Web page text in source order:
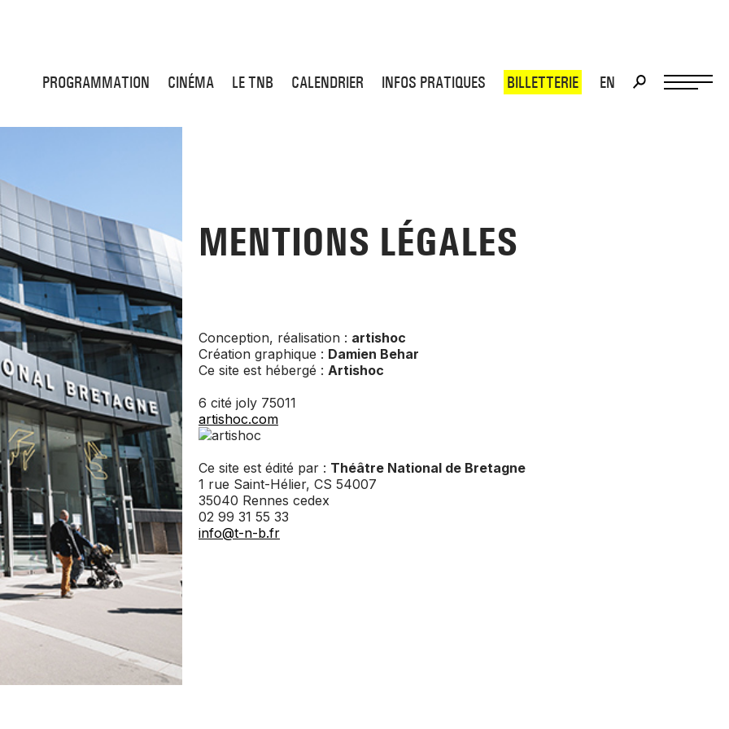
PROGRAMMATION CINÉMA LE TNB CALENDRIER INFOS PRATIQUES BILLETTERIE EN
MENTIONS LÉGALES
Conception, réalisation : artishoc
Création graphique : Damien Behar
Ce site est hébergé : Artishoc
6 cité joly 75011
artishoc.com
Ce site est édité par : Théâtre National de Bretagne
1 rue Saint-Hélier, CS 54007
35040 Rennes cedex
02 99 31 55 33
info@t-n-b.fr